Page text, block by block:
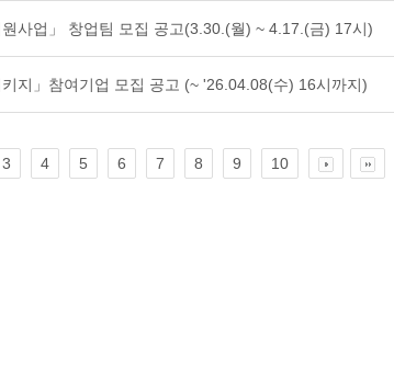
사업」 창업팀 모집 공고(3.30.(월) ~ 4.17.(금) 17시)
지」참여기업 모집 공고 (~ '26.04.08(수) 16시까지)
3 4 5 6 7 8 9 10